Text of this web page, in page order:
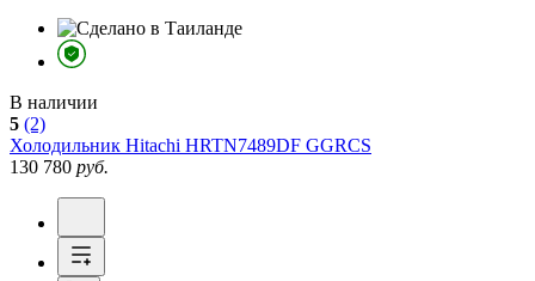
В наличии
5 (2)
Холодильник Hitachi HRTN7489DF GGRCS
130 780 руб.